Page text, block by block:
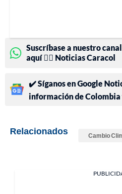
Suscríbase a nuestro
aquí 👉🏻 Noticias Caracol
✔️ Síganos en Google
información de Colombia
Relacionados Cambio